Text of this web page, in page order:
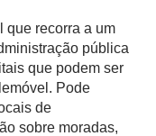
que recorra a um
pública
que podem ser
Pode
de
sobre moradas,